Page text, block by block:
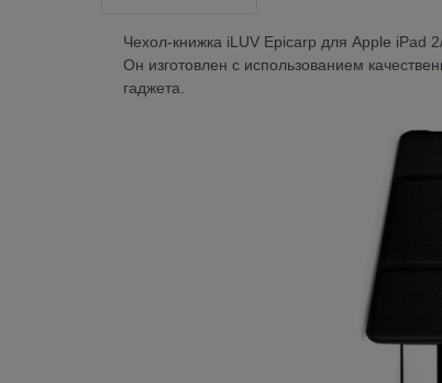
Чехол-книжка iLUV Epicarp для Apple iPad
Он изготовлен с использованием
гаджета.